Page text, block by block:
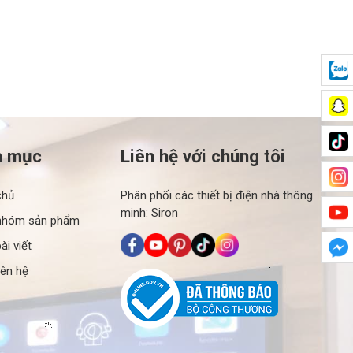
mục
sản phẩm
viết
hệ
Liên hệ với chúng tôi
Phân phối các thiết bị điện nhà thông
minh: Siron